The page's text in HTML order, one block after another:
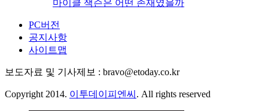
마이클 잭슨은 어떤 존재였을까
PC버전
공지사항
사이트맵
보도자료 및 기사제보 : bravo@etoday.co.kr
Copyright 2014. 이투데이피엔씨 . All rights reserved